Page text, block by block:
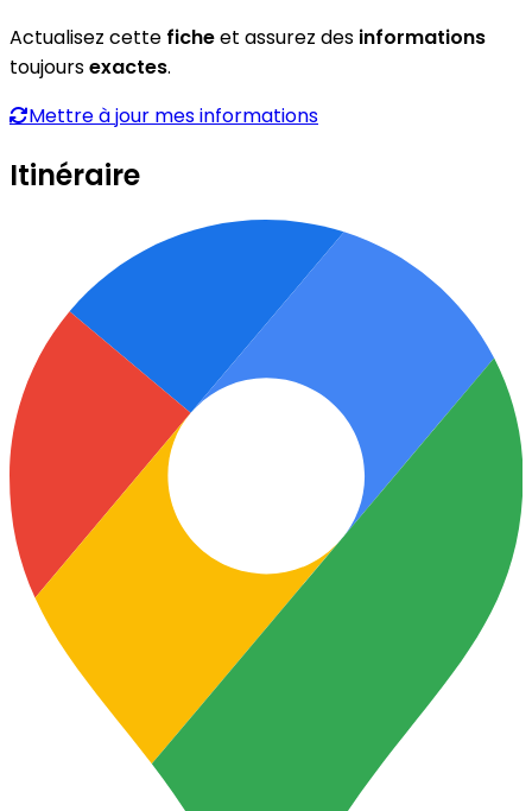
Actualisez cette ficheet assurez des informations
toujoursexactes.
Mettre à jour mes informations
Itinéraire